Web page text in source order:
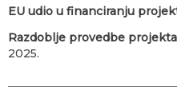
EU udio u financiranju
Razdoblje provedbe projekta
2025.